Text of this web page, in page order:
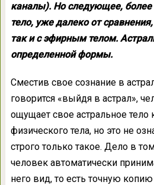
каналы). Но следующее, более
тело, уже далеко от
так и с эфирным телом.
определенной формы.
Сместив свое сознание в
говорится «выйдя в астрал»,
ощущает свое астральное тело
физического тела, но это не
строго только такое. Дело в
человек автоматически
него вид, то есть точную